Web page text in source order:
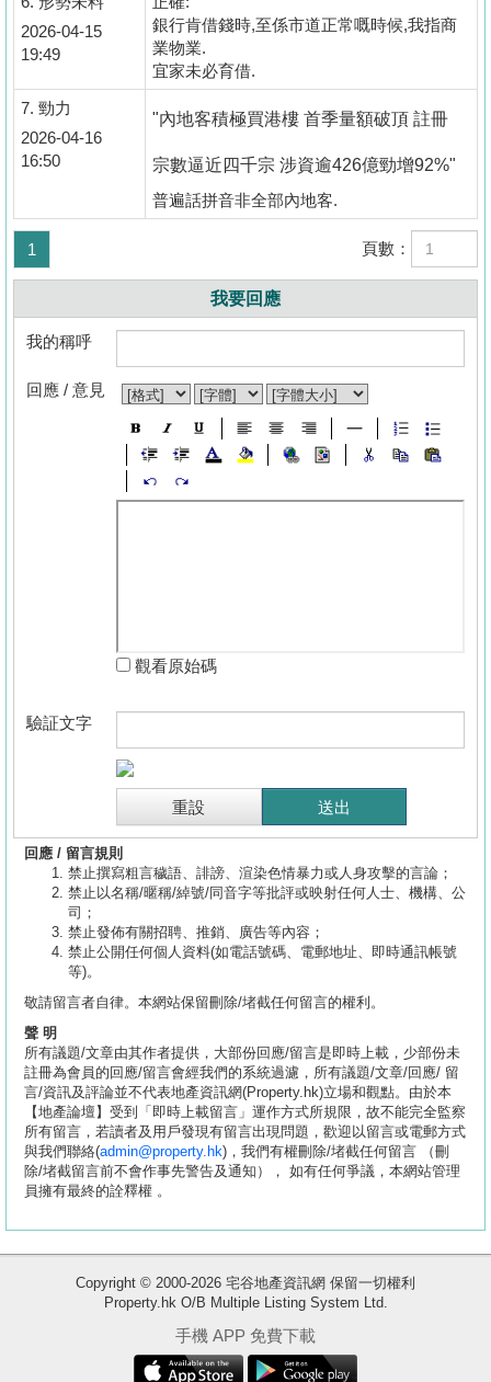
2026-04-15
19:49
銀行肯借錢時,至係市道正常嘅時候,我指商
業物業.
宜家未必育借.
7. 勁力
2026-04-16
16:50
"內地客積極買港樓 首季量額破頂 註冊
宗數逼近四千宗 涉資逾426億勁增92%"
普遍話拼音非全部內地客.
1 頁數：
我要回應
我的稱呼
回應 / 意見
觀看原始碼
驗証文字
回應 / 留言規則
禁止撰寫粗言穢語、誹謗、渲染色情暴力或人身攻擊的言論；
禁止以名稱/暱稱/綽號/同音字等批評或映射任何人士、機構、公
司；
禁止發佈有關招聘、推銷、廣告等內容；
禁止公開任何個人資料(如電話號碼、電郵地址、即時通訊帳號
等)。
敬請留言者自律。本網站保留刪除/堵截任何留言的權利。
聲 明
所有議題/文章由其作者提供，大部份回應/留言是即時上載，少部份未
註冊為會員的回應/留言會經我們的系統過濾，所有議題/文章/回應/ 留
言/資訊及評論並不代表地產資訊網(Property.hk)立場和觀點。由於本
【地產論壇】受到「即時上載留言」運作方式所規限，故不能完全監察
所有留言，若讀者及用戶發現有留言出現問題，歡迎以留言或電郵方式
與我們聯絡(admin@property.hk)，我們有權刪除/堵截任何留言 （刪
除/堵截留言前不會作事先警告及通知）， 如有任何爭議，本網站管理
員擁有最終的詮釋權 。
Copyright © 2000-2026 宅谷地產資訊網 保留一切權利
Property.hk O/B Multiple Listing System Ltd.
手機 APP 免費下載